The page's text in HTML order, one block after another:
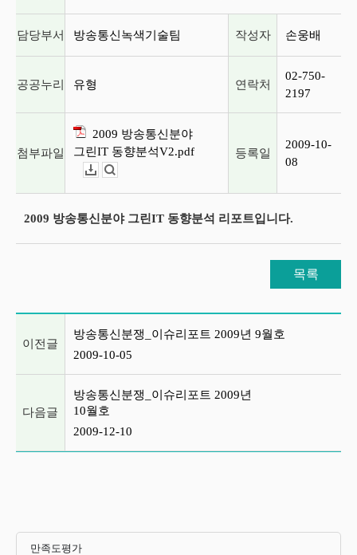
담당부서 방송통신녹색기술팀 작성자 손웅배
공공누리 유형 연락처
02-750-
2197
첨부파일
2009 방송통신분야
그린IT 동향분석V2.pdf
등록일
2009-10-
08
2009 방송통신분야 그린IT 동향분석 리포트입니다.
목록
이전글
방송통신분쟁_이슈리포트 2009년 9월호
2009-10-05
다음글
방송통신분쟁_이슈리포트 2009년
10월호
2009-12-10
만족도평가